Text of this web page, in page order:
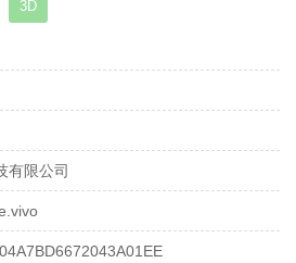
3D
有限公司